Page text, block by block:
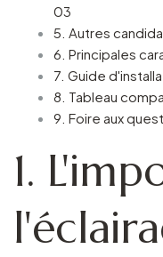
03
5. Autres
6. Principales
7. Guide
8. Tableau
9. Foire aux
1.